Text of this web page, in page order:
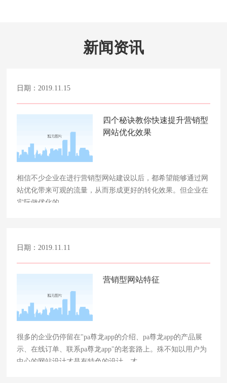
新闻资讯
日期：2019.11.15
四个秘诀教你快速提升营销型
网站优化效果
相信不少企业在进行营销型网站建设以后，都希望能够通过网
站优化带来可观的流量，从而形成更好的转化效果。但企业在
实际做优化的……
日期：2019.11.11
营销型网站特征
很多的企业仍停留在"pa尊龙app的介绍、pa尊龙app的产品展
示、在线订单、联系pa尊龙app"的老套路上。殊不知以用户为
中心的网站设计才是有特色的设计，才……